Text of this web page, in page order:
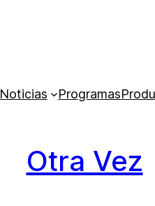
Noticias Programas
Otra Vez